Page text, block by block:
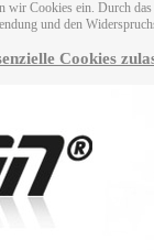
wir Cookies ein. Durch
und den
Cookies